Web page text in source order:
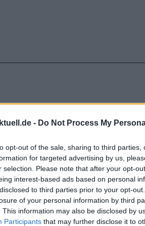
- Do Not Process My
opt-out of the sale, sharing to third
for targeted advertising by us,
selection. Please note that after your opt-
interest-based ads based on personal
to third parties prior to your opt-
of your personal information by third
This information may also be disclosed by
Participants that may further disclose it to
sagte Pidcock. „Ich will
Wenn ich nicht sage: ‚Okay,
ich will in die Top Fünf‘ oder
Ich muss Freude
aus Wut performen kann.“